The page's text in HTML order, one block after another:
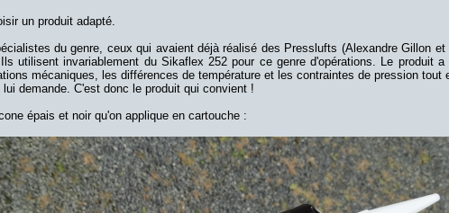
un produit adapté.
du genre, ceux qui avaient déjà réalisé des Presslufts (Alexandre Gillon et
utilisent invariablement du Sikaflex 252 pour ce genre d'opérations. Le produit a
mécaniques, les différences de température et les contraintes de pression tout
demande. C'est donc le produit qui convient !
épais et noir qu'on applique en cartouche :